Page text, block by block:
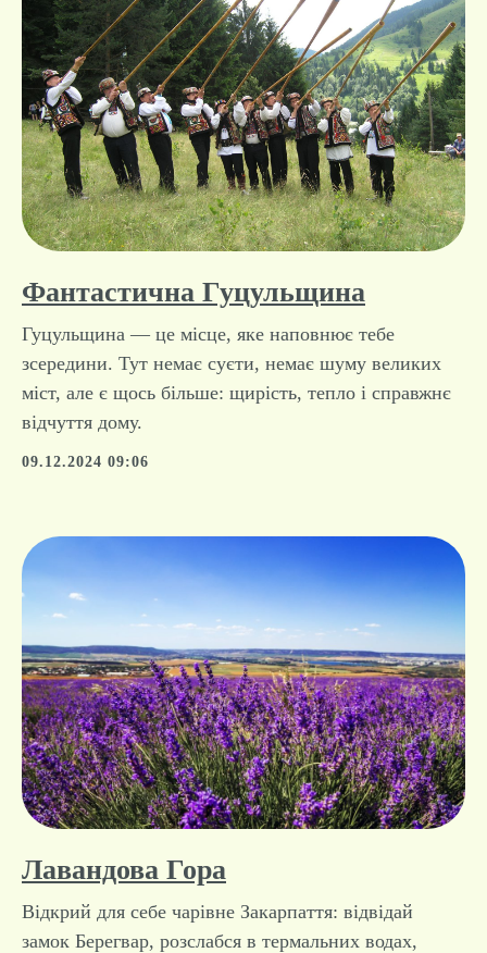
Фантастична Гуцульщина
Гуцульщина — це місце, яке наповнює тебе
зсередини. Тут немає суєти, немає шуму великих
міст, але є щось більше: щирість, тепло і справжнє
відчуття дому.
09.12.2024 09:06
Лавандова Гора
Відкрий для себе чарівне Закарпаття: відвідай
замок Берегвар, розслабся в термальних водах,